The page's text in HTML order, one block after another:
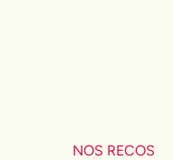
NOS RECOS